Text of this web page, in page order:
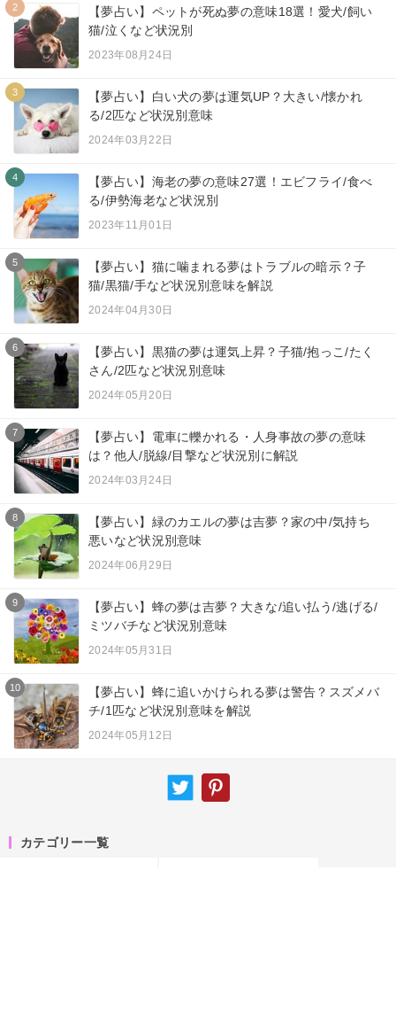
2
【夢占い】ペットが死ぬ夢の意味18選！愛犬/飼い
猫/泣くなど状況別
2023年08月24日
3
【夢占い】白い犬の夢は運気UP？大きい/懐かれ
る/2匹など状況別意味
2024年03月22日
4
【夢占い】海老の夢の意味27選！エビフライ/食べ
る/伊勢海老など状況別
2023年11月01日
5
【夢占い】猫に噛まれる夢はトラブルの暗示？子
猫/黒猫/手など状況別意味を解説
2024年04月30日
6
【夢占い】黒猫の夢は運気上昇？子猫/抱っこ/たく
さん/2匹など状況別意味
2024年05月20日
7
【夢占い】電車に轢かれる・人身事故の夢の意味
は？他人/脱線/目撃など状況別に解説
2024年03月24日
8
【夢占い】緑のカエルの夢は吉夢？家の中/気持ち
悪いなど状況別意味
2024年06月29日
9
【夢占い】蜂の夢は吉夢？大きな/追い払う/逃げる/
ミツバチなど状況別意味
2024年05月31日
10
【夢占い】蜂に追いかけられる夢は警告？スズメバ
チ/1匹など状況別意味を解説
2024年05月12日
カテゴリー一覧